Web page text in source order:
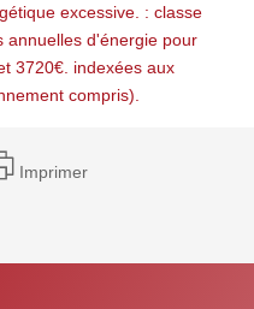
excessive. : classe
annuelles d'énergie pour
3720€. indexées aux
compris).
Imprimer